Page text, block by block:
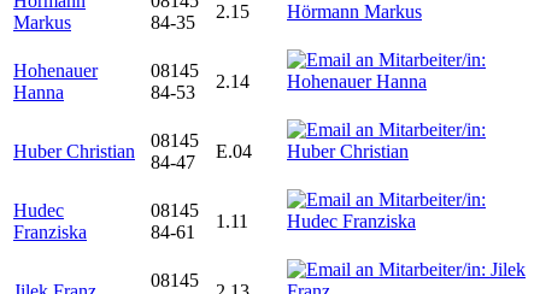
Markus
84-35
2.15
Hohenauer
Hanna
08145
84-53
2.14
Huber Christian
08145
84-47
E.04
Hudec
Franziska
08145
84-61
1.11
08145